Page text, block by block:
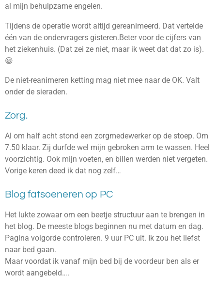
al mijn behulpzame engelen.
Tijdens de operatie wordt altijd gereanimeerd. Dat vertelde
één van de ondervragers gisteren.Beter voor de cijfers van
het ziekenhuis. (Dat zei ze niet, maar ik weet dat dat zo is).
😀
De niet-reanimeren ketting mag niet mee naar de OK. Valt
onder de sieraden.
Zorg.
Al om half acht stond een zorgmedewerker op de stoep. Om
7.50 klaar. Zij durfde wel mijn gebroken arm te wassen. Heel
voorzichtig. Ook mijn voeten, en billen werden niet vergeten.
Vorige keren deed ik dat nog zelf…
Blog fatsoeneren op PC
Het lukte zowaar om een beetje structuur aan te brengen in
het blog. De meeste blogs beginnen nu met datum en dag.
Pagina volgorde controleren. 9 uur PC uit. Ik zou het liefst
naar bed gaan.
Maar voordat ik vanaf mijn bed bij de voordeur ben als er
wordt aangebeld….